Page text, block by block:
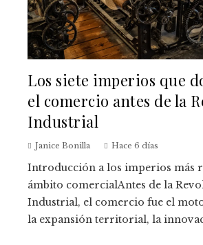
Los siete imperios que
el comercio antes de la
Industrial
Janice Bonilla Hace 6 días
Introducción a los imperios más
ámbito comercialAntes de la
Industrial, el comercio fue el
la expansión territorial, la